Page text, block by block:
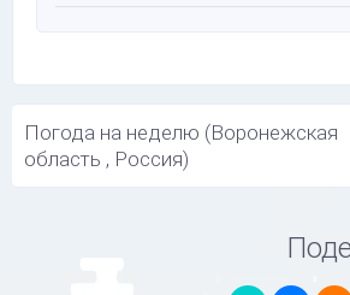
Погода на неделю (Воронежская
область , Россия)